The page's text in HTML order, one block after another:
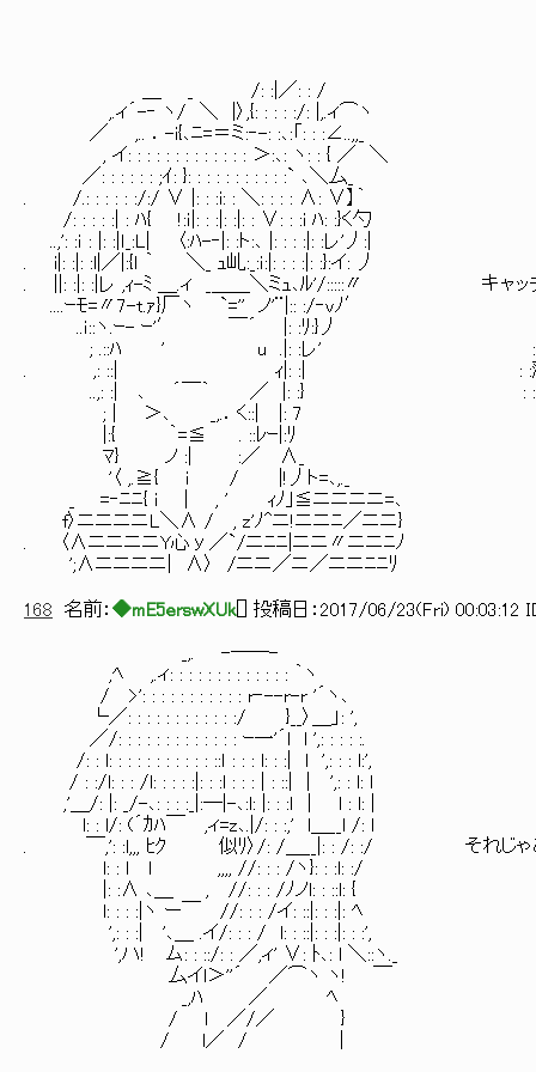
＿ _ /: :|／: : /
,.ィ´-‐ ヽ/ ＼ |〉,{: : : : :/: |,.ィ⌒ヽ
／ ,.. ．-i{､ﾆ=＝ミ:‐-: :､:「: : :∠..,,_
, イ: : : : : : : : : : : : : ＞:､: ヽ: : { ／ ＼
／: : : : : : ;ｲ: }: : : : : : : : : : :` ､＼厶_
. /.: : : : : :/:/ ∨ |: : :i: : ＼: : : : ∧: ∨】｀
/: : : : :| : ﾊ{ !:ｉ|: : :|: :|: : ∨: : :i ﾊ: :}く勺
..,': :ｉ : |: :|ｌ_:L| 〈:ﾊ-‐|: :ト:､ |: : : :|: :レ'丿:|
. i|: :|: :l|／|:{ｌ ｀ ＼_ ｭ乢:_:ｉ:|: : : :|: :}:イ: 丿
. ||: :|: :|レ ,ｨ-ﾐ ＿.ィ _＿＿＼ミｭ､ﾙ'/:::::〃 キャッチ
....ｰﾓ=〃7-t.ｧ}厂ヽ `='' ノ'¨|:: :/‐vﾉ′
..ｉ::ヽ.ｰ- ｰ'′ ￣´ |: :ﾘ:}丿
; .::ﾊ ' u .|: :レ'
. ,: ::| ｨ|: :| : :落ちは読め
..,: :| ､ ´￣｀ ／ |: :} :
; | ＞､ _,.．く::| |: 7
|:{ ｀=≦ . ::ﾚｰ|:ﾘ
ﾏ} ノ :| :／ ∧_
'〈 ,.≧{ ｉ / |!丿ト=､,._
_ =‐ﾆﾆ{ i | , ' ｨﾉ｣≦ニニニニ=､
f〉ニニニニL＼∧ / , z'ﾉ^ニ!ニニﾆ／ニニ}
. 〈∧ニニニニY心у／`/ニﾆﾆ|ニニ〃ニニﾆﾉ
';∧ニニニニ| ∧〉 /ニニ／ニ／ニニﾆﾆﾘ
168 名前： ◆mE5erswXUk[ ] 投稿日： 2017/06/23(Fri) 00:03:12
_,. -──-
,ﾍ ,.ィ: : : : : : : : : : : : : ｀ヽ
/ >': : : : : : : : : : : r‐--r-r '´ヽ､
└／: : : : : : : : : : : :/ }__〉＿」: ',
／/: : : : : : : : : : : : : ｰ一'´l l ',: : : : :.
/: : l: : : : : : : : : : : ::ｌ : : : l: : :| l ',: : : l:',
/ : :/l: : : /l: : : : :|: : :l : : : | : ::| | ',: : l: l
,'＿/: |: _/-､: : : :_|:─|-､:l: |: : :ｌ | l : l: |
l: : l/: (´ｶﾊ￣ ,ィ=z､.|/: : :,' l＿__l /: l
. ￣,': :l,,, ﾋｸ 似ﾘ〉/: /＿__|: : /: :/ それじゃあ
l: : l l ,,,, //: : : /ヽ}: : :l: :/
|: :∧ ､＿ , //: : : /ﾉノl: : ::l: {
l: : : :|ヽ ー￣ //: : : /イ: ::|: : :|: ﾍ
',: : :| '､＿ .イ/: : : / l: : ::|: : :|: : :',
',ハ! ム: : ::/: : ／,ィ' ∨: ﾄ､: l ＼::ヽ._
厶イl＞''´ ／⌒ヽ ヽ! ￣
_,ﾊ ／ ﾍ
/ l ／/／ }
/ l／ / |